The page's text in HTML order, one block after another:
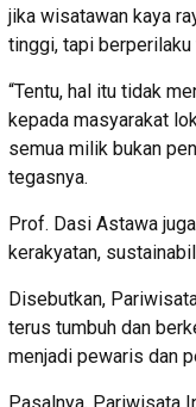
jika wisatawan kaya
tinggi, tapi berperilaku
“Tentu, hal itu tidak
kepada masyarakat
semua milik bukan
tegasnya.
Prof. Dasi Astawa
kerakyatan,
Disebutkan,
terus tumbuh dan
menjadi pewaris dan